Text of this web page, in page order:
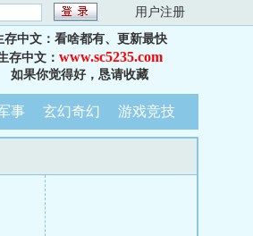
用户注册
存中文：看啥都有、更新最快
存中文： www.sc5235.com
如果你觉得好，恳请收藏
事 玄幻奇幻 游戏竞技